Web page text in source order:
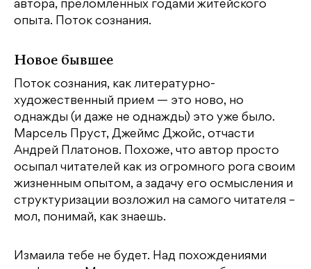
автора, преломленных годами житейского
опыта. Поток сознания.
Новое бывшее
Поток сознания, как литературно-
художественный прием — это ново, но
однажды (и даже не однажды) это уже было.
Марсель Пруст, Джеймс Джойс, отчасти
Андрей Платонов. Похоже, что автор просто
осыпал читателей как из огромного рога своим
жизненным опытом, а задачу его осмысления и
структуризации возложил на самого читателя –
мол, понимай, как знаешь.
Измаила тебе не будет. Над похождениями